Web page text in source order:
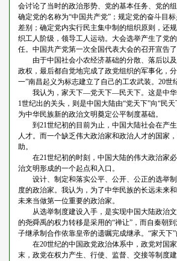
会讨论了当时的政治形势、党的基本任务、党的
确定党的名称为“中国共产党”；规定党的奋斗目
差别；确定党内实行民主集中制的组织原则，还
织工人阶级，领导工人运动。大会选举产生了党
任。中国共产党第一次全国代表大会的召开宣告了
由于中国社会小农经济基础的分散、落后以及
政权，最后都自觉地完成了政党组织的军事化，
一”南昌起义为标志建立了自己的工农武装。20世
我认为，家天下—党天下—民天下。这是中华
1世纪出的关头，则是中国大陆由“党天下”向“民
为中华民族新的政治文明奠定公平制度基础。
到21世纪初的目前为止，中国大陆社会在产生
人才。而一个缺乏伟大政治家和政治人才的国家
助。
在21世纪初的时刻，中国大陆的伟大政治家必
治文明形成的一个起点和入口。
设计、制定和落实公平、公开、公正的选举制
度的政治家。我认为，为了中华民族的长远未来
未来当做第一位重要的政治家。
从选举制度建设入手，是实现中国大陆政治文
的尧舜禹的权力转移是采用的“禅让”，而自秦朝
子继承制合作依靠皇帝的遗嘱完成继承。“家天下”
在20世纪的中国政党政治体系中，政党对国家
末，政党在权力产生、行使、监督、交接等制度